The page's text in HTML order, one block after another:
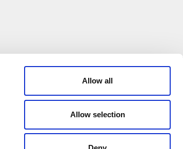
Allow all
Allow selection
Emmeti - P.IVA 04988370963